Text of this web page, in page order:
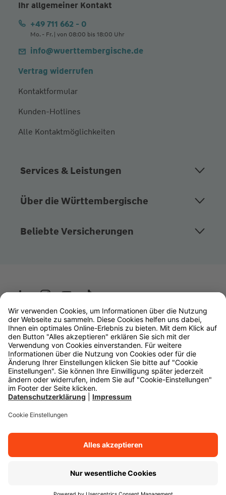
Ihr allgemeiner Kontakt
+49 711 662 - 0
Mo. - Fr. | von 08:00 bis 18:00 Uhr
info@wuerttembergische.de
Vertrag widerrufen
Kontaktformular
Kunden-Hotlines
Alle Kontaktmöglichkeiten
Services & Leistungen
Über die Württembergische
Beliebte Versicherungen
Wüstenrot
W&W Gruppe
OLB Bank
Makler
Impressum
Datenschutz
Rechtliche Hinweise
Cookie-Einstellungen
Zurück zum Anfang